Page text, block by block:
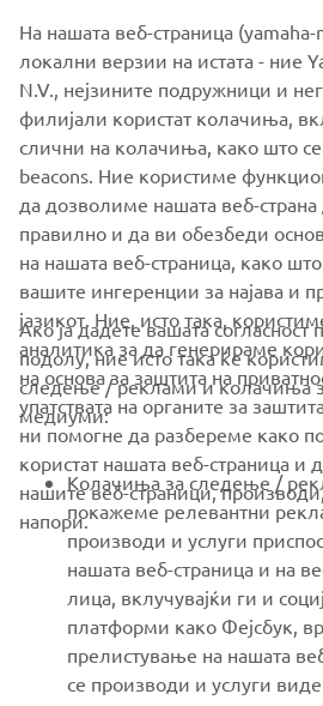
CORPORATE
FOR BUSINESS
MORE YAMAHA
SUPPORT
NEWSLETTER
На нашата веб-страница
локални верзии на истата - ние
N.V., нејзините подружници и
филијали користат колачиња,
слични на колачиња, како што
beacons. Ние користиме
да дозволиме нашата веб-
правилно и да ви обезбеди
на нашата веб-страница, како
вашите ингеренции за најава и
јазикот. Ние, исто така,
аналитика за да генерираме
на основа за заштита на
упатствата на органите за
ни помогне да разбереме како
користат нашата веб-страница и
нашите веб-страници,
напори.
Ако ја дадете вашата согласност
подолу, ние исто така ќе
следење / реклами и колачиња
медиуми:
Колачиња за следење /
покажеме релевантни
производи и услуги
нашата веб-страница и на
лица, вклучувајќи ги и
платформи како Фејсбук,
прелистување на нашата
се производи и услуги